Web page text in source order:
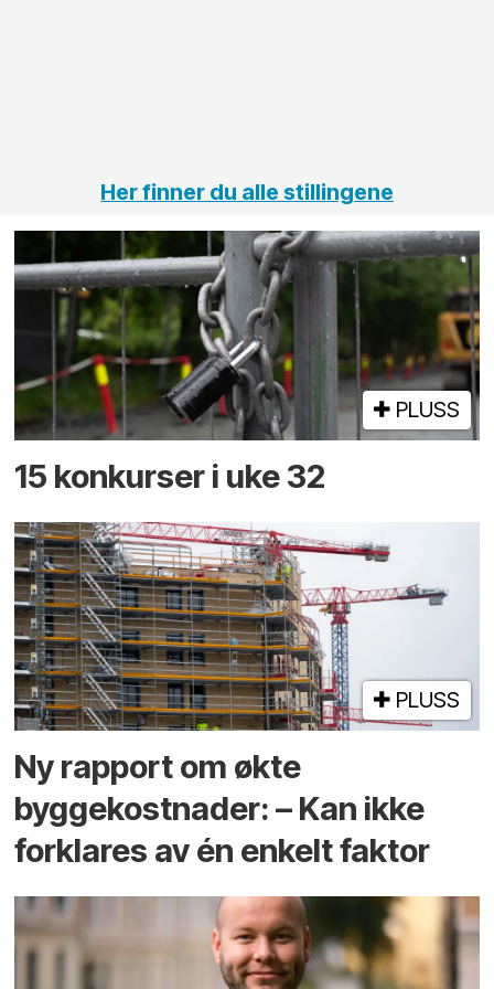
Her finner du alle stillingene
PLUSS
15 konkurser i uke 32
PLUSS
Ny rapport om økte
byggekostnader: – Kan ikke
forklares av én enkelt faktor